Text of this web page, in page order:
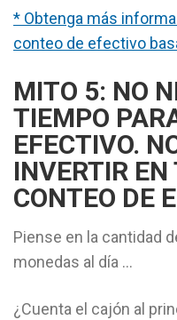
* Obtenga más
conteo de efectivo
MITO 5: NO
TIEMPO
EFECTIVO.
INVERTIR EN
CONTEO DE
Piense en la cantidad
monedas al día …
¿Cuenta el cajón al